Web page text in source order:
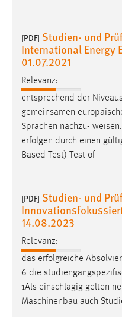
[PDF] Studien- und
International Energy
01.07.2021
Relevanz:
entsprechend der
gemeinsamen
Sprachen nachzu- weisen
erfolgen durch einen
Based Test) Test of
[PDF] Studien- und
14.08.2023
Relevanz:
das erfolgreiche
6 die
1Als einschlägig gelten
Maschinenbau auch
YouTube
Vimeo